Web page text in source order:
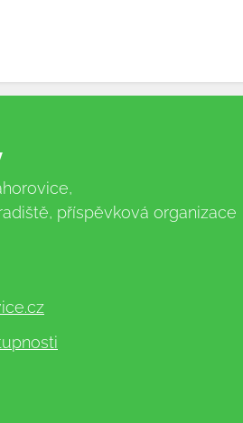
příspěvková organizace